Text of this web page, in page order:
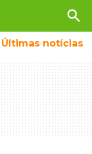
search
Últimas notícias